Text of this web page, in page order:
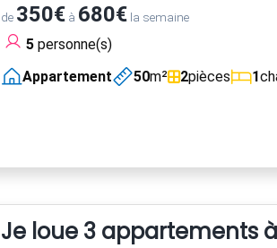
de 350€à 680€la semaine
5personne(s)
Appartement
50m² 2pièces 1
Je loue 3 appartements